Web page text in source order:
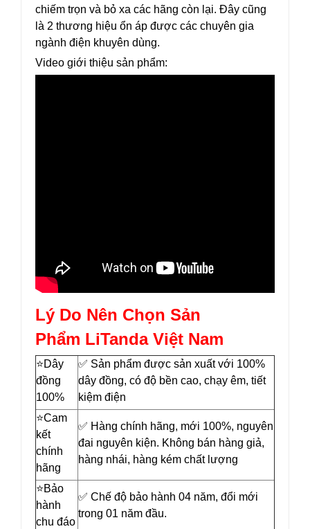
chiếm trọn và bỏ xa các hãng còn lại. Đây cũng
là 2 thương hiệu ổn áp được các chuyên gia
ngành điện khuyên dùng.
Video giới thiệu sản phẩm:
Lý Do Nên Chọn Sản
Phẩm LiTanda Việt Nam
⭐️Dây
đồng
100%
✅ Sản phẩm được sản xuất với 100%
dây đồng, có độ bền cao, chạy êm, tiết
kiệm điện
⭐️Cam
kết
chính
hãng
✅ Hàng chính hãng, mới 100%, nguyên
đai nguyên kiện. Không bán hàng giả,
hàng nhái, hàng kém chất lượng
⭐️Bảo
hành
chu đáo
✅ Chế độ bảo hành 04 năm, đổi mới
trong 01 năm đầu.